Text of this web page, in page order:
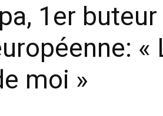
1er
«
moi »